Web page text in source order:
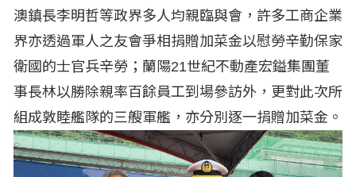
澳鎮長李明哲等政界多人均親臨與會，許多工商企業
界亦透過軍人之友會爭相捐贈加菜金以慰勞辛勤保家
衛國的士官兵辛勞；蘭陽21世紀不動產宏鎰集團董
事長林以勝除親率百餘員工到場參訪外，更對此次所
組成敦睦艦隊的三艘軍艦，亦分別逐一捐贈加菜金。